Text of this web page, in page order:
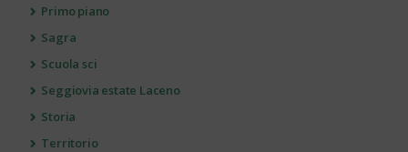
Primo piano
Sagra
Scuola sci
Seggiovia estate Laceno
Storia
Territorio